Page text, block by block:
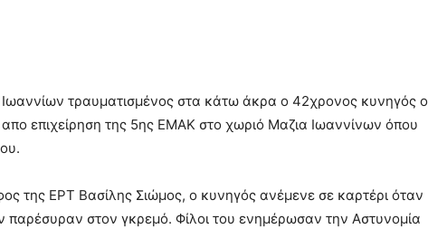
τραυματισμένος στα κάτω άκρα ο 42χρονος κυνηγός ο
επιχείρηση της 5ης ΕΜΑΚ στο χωριό Μαζια Ιωαννίνων όπου
της ΕΡΤ Βασίλης Σιώμος, ο κυνηγός ανέμενε σε καρτέρι όταν
παρέσυραν στον γκρεμό. Φίλοι του ενημέρωσαν την Αστυνομία